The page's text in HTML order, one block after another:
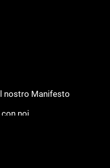
nostro Manifesto
noi